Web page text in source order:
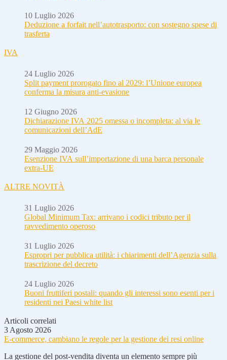
10 Luglio 2026
Deduzione a forfait nell’autotrasporto: con sostegno spese di
trasferta
IVA
24 Luglio 2026
Split payment prorogato fino al 2029: l’Unione europea
conferma la misura anti-evasione
12 Giugno 2026
Dichiarazione IVA 2025 omessa o incompleta: al via le
comunicazioni dell’AdE
29 Maggio 2026
Esenzione IVA sull’importazione di una barca personale
extra-UE
ALTRE NOVITÀ
31 Luglio 2026
Global Minimum Tax: arrivano i codici tributo per il
ravvedimento operoso
31 Luglio 2026
Espropri per pubblica utilità: i chiarimenti dell’Agenzia sulla
trascrizione del decreto
24 Luglio 2026
Buoni fruttiferi postali: quando gli interessi sono esenti per i
residenti nei Paesi white list
Articoli correlati
3 Agosto 2026
E-commerce, cambiano le regole per la gestione dei resi online
La gestione del post-vendita diventa un elemento sempre più